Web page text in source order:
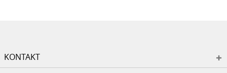
KONTAKT